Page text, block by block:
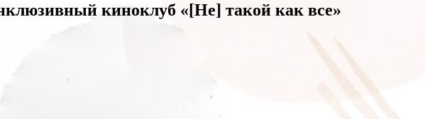
киноклуб «[Не] такой как все»